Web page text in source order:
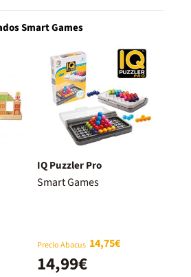
Smart Games
IQ Puzzler Pro
Smart Games
Precio Abacus 14,75€
14,99€